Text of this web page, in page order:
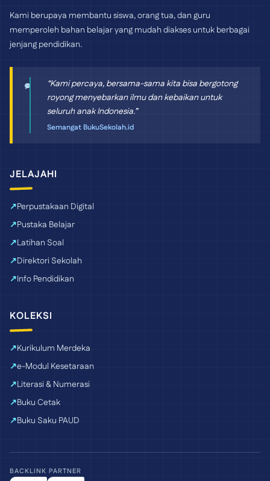
Kami berupaya membantu siswa, orang tua, dan guru
memperoleh bahan belajar yang mudah diakses untuk berbagai
jenjang pendidikan.
“Kami percaya, bersama-sama kita bisa bergotong
royong menyebarkan ilmu dan kebaikan untuk
seluruh anak Indonesia.”
Semangat BukuSekolah.id
JELAJAHI
Perpustakaan Digital
Pustaka Belajar
Latihan Soal
Direktori Sekolah
Info Pendidikan
KOLEKSI
Kurikulum Merdeka
e-Modul Kesetaraan
Literasi & Numerasi
Buku Cetak
Buku Saku PAUD
BACKLINK PARTNER